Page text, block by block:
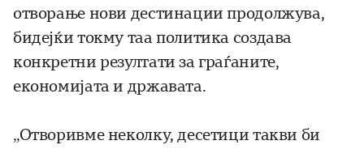
отворање нови дестинации продолжува,
бидејќи токму таа политика создава
конкретни резултати за граѓаните,
економијата и државата.
„Отворивме неколку, десетици такви би